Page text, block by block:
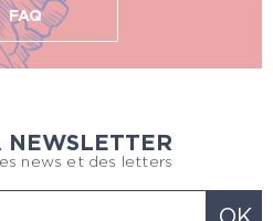
FAQ
NEWSLETTER
news et des letters